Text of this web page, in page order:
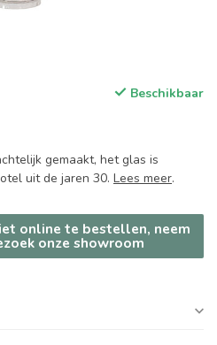
Beschikbaar
gemaakt, het glas is
uit de jaren 30. Lees meer.
online te bestellen, neem
onze showroom